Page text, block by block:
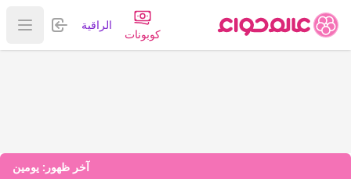
كوبونات
الراقية تسجيل
عرض
آخر ظهور: يومين